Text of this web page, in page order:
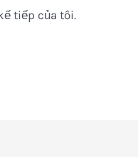
tiếp của tôi.